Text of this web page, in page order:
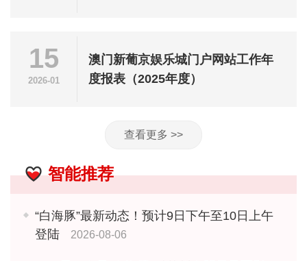
15
2026-01
澳门新葡京娱乐城门户网站工作年
度报表（2025年度）
查看更多 >>
智能推荐
“白海豚”最新动态！预计9日下午至10日上午
登陆
2026-08-06